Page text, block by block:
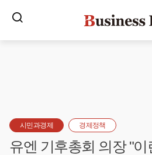
시민과경제 경제정책
유엔 기후총회 의장 "